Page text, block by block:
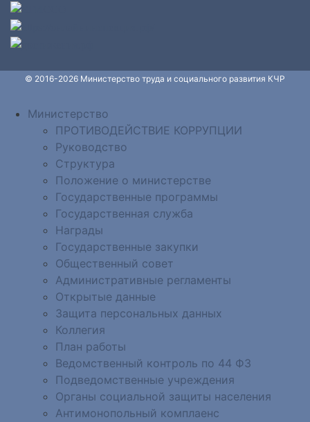
© 2016-2026 Министерство труда и социального развития КЧР
Министерство
ПРОТИВОДЕЙСТВИЕ КОРРУПЦИИ
Руководство
Структура
Положение о министерстве
Государственные программы
Государственная служба
Награды
Государственные закупки
Общественный совет
Административные регламенты
Открытые данные
Защита персональных данных
Коллегия
План работы
Ведомственный контроль по 44 ФЗ
Подведомственные учреждения
Органы социальной защиты населения
Антимонопольный комплаенс